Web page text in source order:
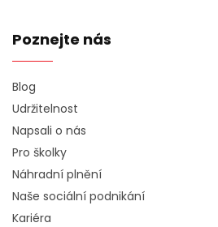
Poznejte nás
Blog
Udržitelnost
Napsali o nás
Pro školky
Náhradní plnění
Naše sociální podnikání
Kariéra